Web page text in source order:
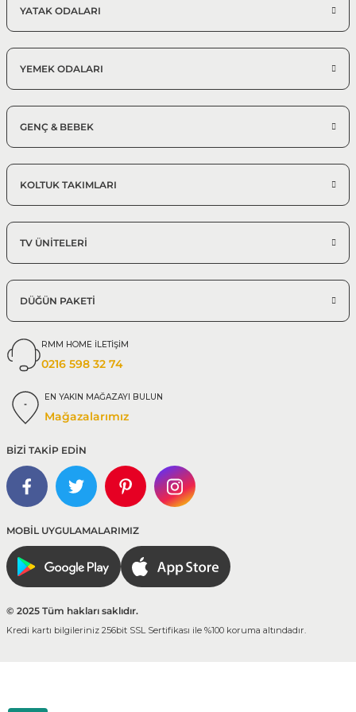
350*410 cm Modüler Köşe Takımı
YATAK ODALARI
YEMEK ODALARI
GENÇ & BEBEK
KOLTUK TAKIMLARI
TV ÜNİTELERİ
DÜĞÜN PAKETİ
RMM HOME İLETİŞİM
0216 598 32 74
EN YAKIN MAĞAZAYI BULUN
Mağazalarımız
BİZİ TAKİP EDİN
MOBİL UYGULAMALARIMIZ
© 2025 Tüm hakları saklıdır.
Kredi kartı bilgileriniz 256bit SSL Sertifikası ile %100 koruma altındadır.